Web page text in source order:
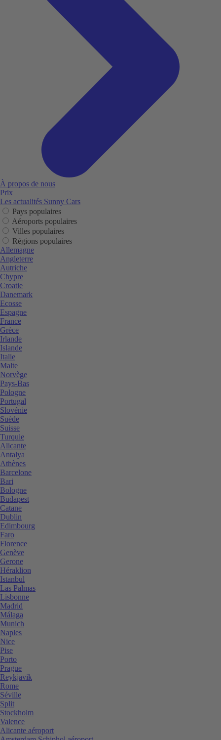
À propos de nous
Prix
Les actualités Sunny Cars
Pays populaires
Aéroports populaires
Villes populaires
Régions populaires
Allemagne
Angleterre
Autriche
Chypre
Croatie
Danemark
Ecosse
Espagne
France
Grèce
Irlande
Islande
Italie
Malte
Norvège
Pays-Bas
Pologne
Portugal
Slovénie
Suède
Suisse
Turquie
Alicante
Antalya
Athènes
Barcelone
Bari
Bologne
Budapest
Catane
Dublin
Edimbourg
Faro
Florence
Genève
Gerone
Héraklion
Istanbul
Las Palmas
Lisbonne
Madrid
Málaga
Munich
Naples
Nice
Pise
Porto
Prague
Reykjavik
Rome
Séville
Split
Stockholm
Valence
Alicante aéroport